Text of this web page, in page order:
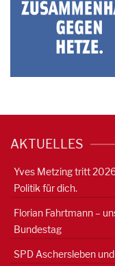
AKTUELLES
Yves Metzing tritt
Politik für dich.
Florian Fahrtmann –
Bundestag
SPD Aschersleben